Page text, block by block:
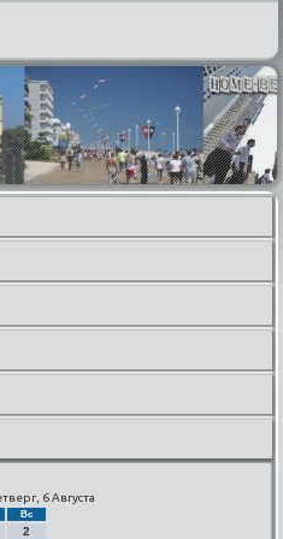
6 Августа
Вс
2